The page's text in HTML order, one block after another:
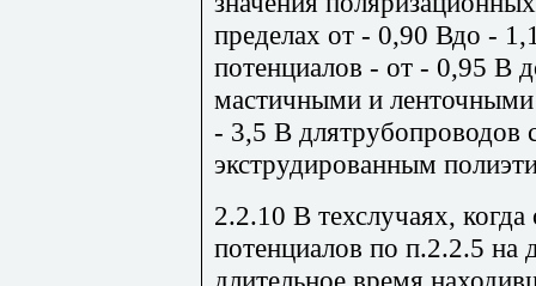
пределах от - 0,90 Вдо -
потенциалов - от - 0,95 В
мастичными и
- 3,5 В длятрубопроводов
экструдированным
2.2.10 В техслучаях,
потенциалов по п.2.2.5 на